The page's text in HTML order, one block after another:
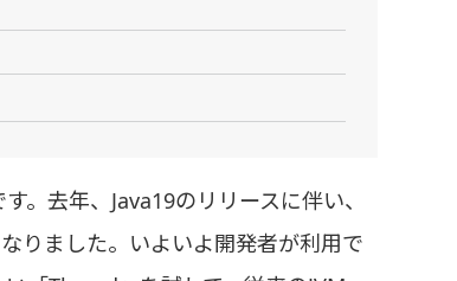
。去年、Java19のリリースに伴い、
りました。いよいよ開発者が利用で